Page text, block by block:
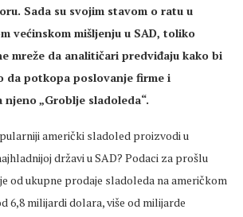
Sada su svojim stavom o ratu u
većinskom mišljenju u SAD, toliko
mreže da analitičari predviđaju kako bi
da potkopa poslovanje firme i
„Groblje sladoleda“.
američki sladoled proizvodi u
državi u SAD? Podaci za prošlu
od ukupne prodaje sladoleda na američkom
6,8 milijardi dolara, više od milijarde